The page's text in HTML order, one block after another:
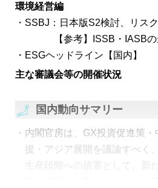
環境経営編
SSBJ：日本版S2検討、リス
【参考】ISSB・IASBの
ESGヘッドライン【国内】
主な審議会等の開催状況
国内動向サマリー
内閣官房は、GX投資促進策
援・アジア展開を議論すべく
生産段階への措置として、新